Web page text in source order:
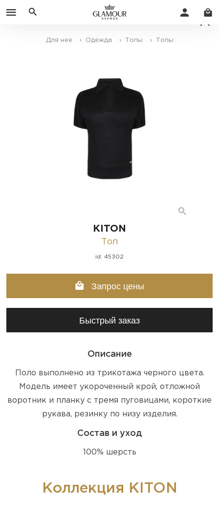
Для нее › Одежда › Топы › Топы
KITON
Топ
id: 45302
Запрос цены
Быстрый заказ
Описание
Поло выполнено из трикотажа черного цвета.
Модель имеет укороченный крой, отложной
воротник и планку с тремя пуговицами, короткие
рукава, резинку по низу изделия.
Состав и уход
100% шерсть
Коллекция KITON